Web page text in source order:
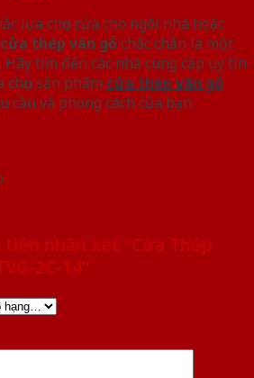
lựa chọn cửa cho ngôi nhà hoặc
cửa thép vân gỗ chắc chắn là một
tìm đến các nhà cung cấp uy tín
sản phẩm cửa thép vân gỗ
và phong cách của bạn.
nhận xét “Cửa Thép
2C-14”